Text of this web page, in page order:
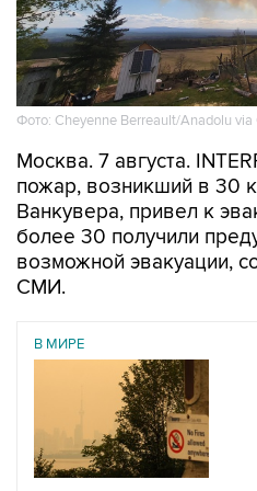
Фото: Cheyenne Berreault/Anadolu via
Москва. 7 августа.
пожар, возникший в 30
Ванкувера, привел к
более 30 получили
возможной эвакуации,
СМИ.
В МИРЕ